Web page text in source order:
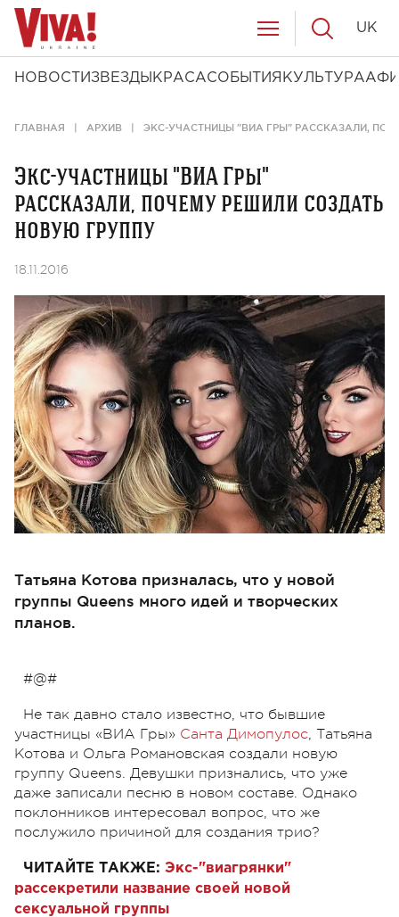
НОВОСТИ ЗВЕЗДЫ КРАСАСОБЫТИЯ КУЛЬТУРА
UK
ГЛАВНАЯ АРХИВ ЭКС-УЧАСТНИЦЫ "ВИА ГРЫ" РАССКАЗАЛИ,
Экс-участницы "ВИА Гры"
рассказали, почему решили создать
новую группу
18.11.2016
Татьяна Котова призналась, что у новой
группы Queens много идей и творческих
планов.
#@#
Не так давно стало известно, что бывшие
участницы «ВИА Гры» Санта Димопулос, Татьяна
Котова и Ольга Романовская создали новую
группу Queens. Девушки признались, что уже
даже записали песню в новом составе. Однако
поклонников интересовал вопрос, что же
послужило причиной для создания трио?
ЧИТАЙТЕ ТАКЖЕ: Экс-"виагрянки"
рассекретили название своей новой
сексуальной группы